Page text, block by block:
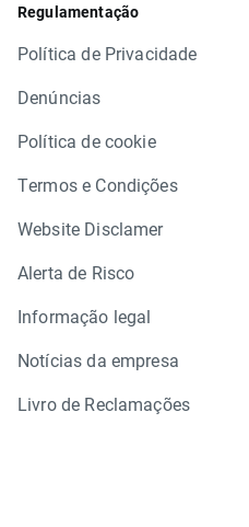
Regulamentação
Política de Privacidade
Denúncias
Política de cookie
Termos e Condições
Website Disclamer
Alerta de Risco
Informação legal
Notícias da empresa
Livro de Reclamações